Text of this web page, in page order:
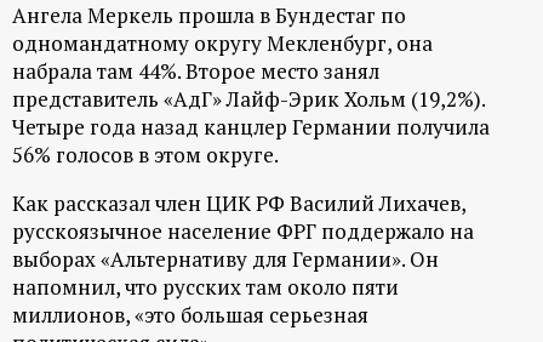
Ангела Меркель прошла в Бундестаг по
одномандатному округу Мекленбург, она
набрала там 44%. Второе место занял
представитель «АдГ» Лайф-Эрик Хольм (19,2%).
Четыре года назад канцлер Германии получила
56% голосов в этом округе.
Как рассказал член ЦИК РФ Василий Лихачев,
русскоязычное население ФРГ поддержало на
выборах «Альтернативу для Германии». Он
напомнил, что русских там около пяти
миллионов, «это большая серьезная